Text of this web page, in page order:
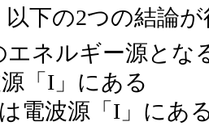
下の2つの結論
ネルギー源とな
「I」にある
は電波源「I」にあ